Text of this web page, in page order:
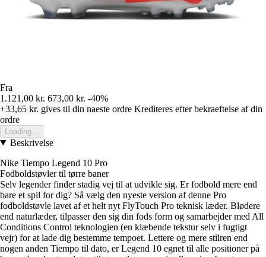
Fra
1.121,00 kr. 673,00 kr. -40%
+33,65 kr. gives til din naeste ordre Krediteres efter bekraeftelse af din
ordre
Loading...
Beskrivelse
Nike Tiempo Legend 10 Pro
Fodboldstøvler til tørre baner
Selv legender finder stadig vej til at udvikle sig. Er fodbold mere end
bare et spil for dig? Så vælg den nyeste version af denne Pro
fodboldstøvle lavet af et helt nyt FlyTouch Pro teknisk læder. Blødere
end naturlæder, tilpasser den sig din fods form og samarbejder med All
Conditions Control teknologien (en klæbende tekstur selv i fugtigt
vejr) for at lade dig bestemme tempoet. Lettere og mere stilren end
nogen anden Tiempo til dato, er Legend 10 egnet til alle positioner på